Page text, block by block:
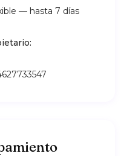
— hasta 7 días